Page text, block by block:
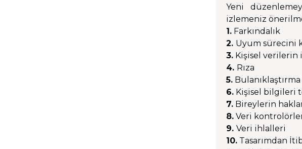
Yeni
izlemeniz
1. Farkındalık
2. Uyum sürecini
3. Kişisel verilerin
4. Rıza
5.
6. Kişisel bilgileri
7. Bireylerin
8. Veri
9.Veri ihlalleri
10. Tasarımdan